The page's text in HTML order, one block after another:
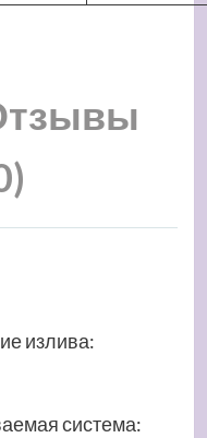
излива:
система: